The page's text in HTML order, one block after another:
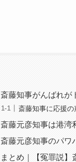
斎藤知事がんばれが
斎藤知事に応援
斎藤元彦知事は港湾
斎藤元彦知事のパワ
まとめ｜【冤罪説】